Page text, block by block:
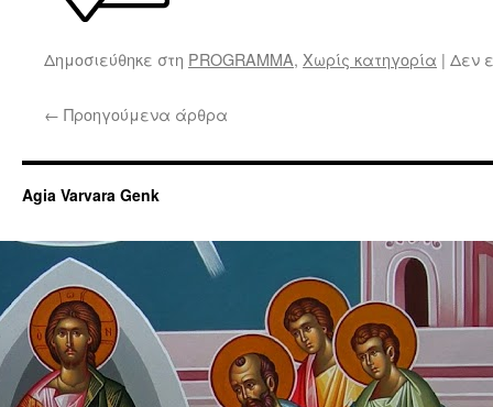
Δημοσιεύθηκε στη PROGRAMMA, Χωρίς κατηγορία | Δεν
← Προηγούμενα άρθρα
Agia Varvara Genk